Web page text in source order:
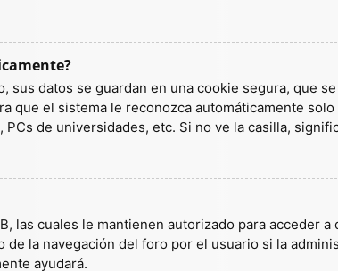
sus datos se guardan en una cookie segura, que
que el sistema le reconozca automáticamente
de universidades, etc. Si no ve la casilla,
las cuales le mantienen autorizado para acceder
la navegación del foro por el usuario si la
ayudará.